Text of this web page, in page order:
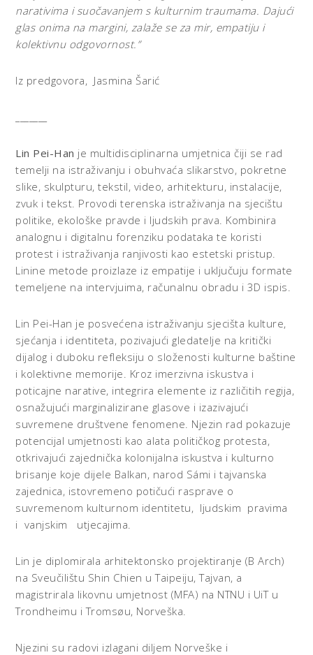
narativima i suočavanjem s kulturnim traumama. Dajući
glas onima na margini, zalaže se za mir, empatiju i
kolektivnu odgovornost.”
Iz predgovora, Jasmina Šarić
Lin Pei-Han je multidisciplinarna umjetnica čiji se rad
temelji na istraživanju i obuhvaća slikarstvo, pokretne
slike, skulpturu, tekstil, video, arhitekturu, instalacije,
zvuk i tekst. Provodi terenska istraživanja na sjecištu
politike, ekološke pravde i ljudskih prava. Kombinira
analognu i digitalnu forenziku podataka te koristi
protest i istraživanja ranjivosti kao estetski pristup.
Linine metode proizlaze iz empatije i uključuju formate
temeljene na intervjuima, računalnu obradu i 3D ispis.
Lin Pei-Han je posvećena istraživanju sjecišta kulture,
sjećanja i identiteta, pozivajući gledatelje na kritički
dijalog i duboku refleksiju o složenosti kulturne baštine
i kolektivne memorije. Kroz imerzivna iskustva i
poticajne narative, integrira elemente iz različitih regija,
osnažujući marginalizirane glasove i izazivajući
suvremene društvene fenomene. Njezin rad pokazuje
potencijal umjetnosti kao alata političkog protesta,
otkrivajući zajednička kolonijalna iskustva i kulturno
brisanje koje dijele Balkan, narod Sámi i tajvanska
zajednica, istovremeno potičući rasprave o
suvremenom kulturnom identitetu, ljudskim pravima
i vanjskim utjecajima.
Lin je diplomirala arhitektonsko projektiranje (B Arch)
na Sveučilištu Shin Chien u Taipeiju, Tajvan, a
magistrirala likovnu umjetnost (MFA) na NTNU i UiT u
Trondheimu i Tromsøu, Norveška.
Njezini su radovi izlagani diljem Norveške i